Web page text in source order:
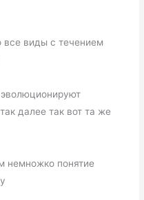
все виды с течением
далее так вот та же
немножко понятие